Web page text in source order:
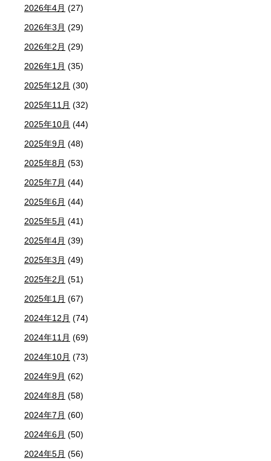
2026年4月 (27)
2026年3月 (29)
2026年2月 (29)
2026年1月 (35)
2025年12月 (30)
2025年11月 (32)
2025年10月 (44)
2025年9月 (48)
2025年8月 (53)
2025年7月 (44)
2025年6月 (44)
2025年5月 (41)
2025年4月 (39)
2025年3月 (49)
2025年2月 (51)
2025年1月 (67)
2024年12月 (74)
2024年11月 (69)
2024年10月 (73)
2024年9月 (62)
2024年8月 (58)
2024年7月 (60)
2024年6月 (50)
2024年5月 (56)